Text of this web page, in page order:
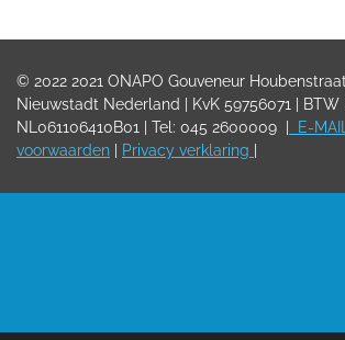
© 2022 2021 ONAPO Gouveneur
Nieuwstadt Nederland |
KvK 59756071 | BTW
NL061106410B01 | Tel: 045 2600009 E-MAIL
voorwaarden
Privacy verklaring